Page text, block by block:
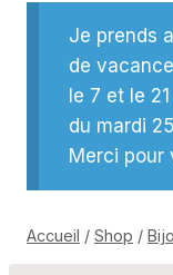
Je prends
de
le 7 et le
du mardi
Merci pour
Accueil / Shop /